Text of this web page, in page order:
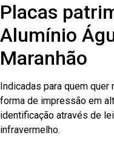
Placas
Alumínio
Maranhão
Indicadas para quem
forma de impressão em
identificação através de
infravermelho.